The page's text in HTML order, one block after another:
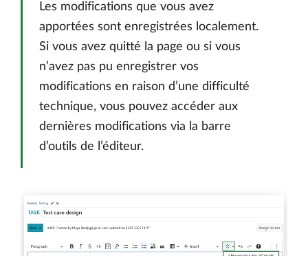
Les modifications que vous avez
apportées sont enregistrées localement.
Si vous avez quitté la page ou si vous
n’avez pas pu enregistrer vos
modifications en raison d’une difficulté
technique, vous pouvez accéder aux
dernières modifications via la barre
d’outils de l’éditeur.